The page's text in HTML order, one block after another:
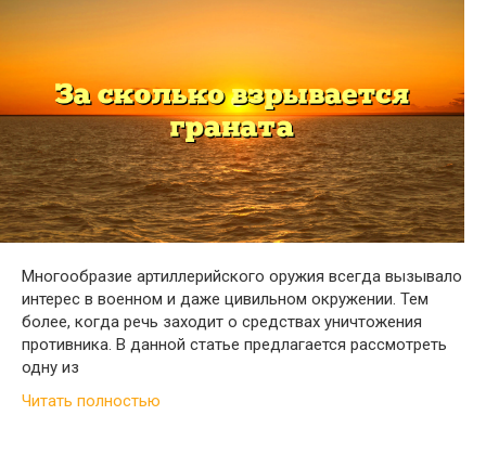
Многообразие артиллерийского оружия всегда вызывало
интерес в военном и даже цивильном окружении. Тем
более, когда речь заходит о средствах уничтожения
противника. В данной статье предлагается рассмотреть
одну из
Читать полностью